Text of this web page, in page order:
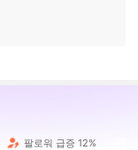
팔로워 급증 12%